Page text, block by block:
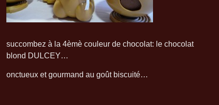
succombez à la 4èmè couleur de chocolat: le chocolat
blond DULCEY…
onctueux et gourmand au goût biscuité…